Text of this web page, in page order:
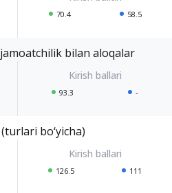
70.4 58.5
bilan aloqalar
93.3 -
bo‘yicha)
126.5 111